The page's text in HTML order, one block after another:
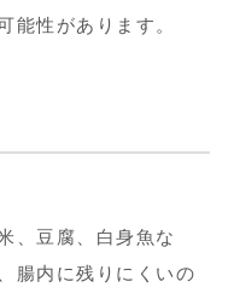
能性があります。
、豆腐、白身魚な
腸内に残りにくいの